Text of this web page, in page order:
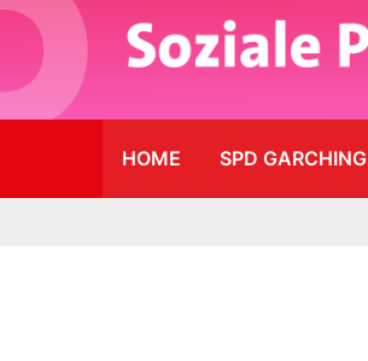
HOME SPD GARCHING